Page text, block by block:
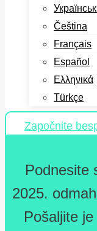
Čeština
Français
Español
Ελληνικά
Türkçe
Započnite
Podnesite
2025.
Pošaljite